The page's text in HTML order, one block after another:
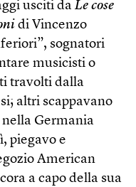
usciti da Le cose
di Vincenzo
sognatori
musicisti o
travolti dalla
altri scappavano
Germania
piegavo e
American
a capo della sua